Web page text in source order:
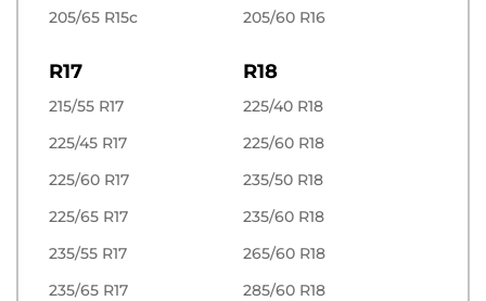
205/65 R15c
205/60 R16
R17
215/55 R17
225/45 R17
225/60 R17
225/65 R17
235/55 R17
235/65 R17
R18
225/40 R18
225/60 R18
235/50 R18
235/60 R18
265/60 R18
285/60 R18